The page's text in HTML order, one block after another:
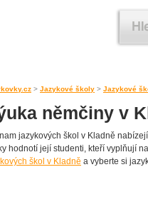
> Jazykové školy > Jazykové
němčiny v
jazykových škol v Kladně
hodnotí její studenti, kteří vyplňují
škol v Kladně a vyberte si